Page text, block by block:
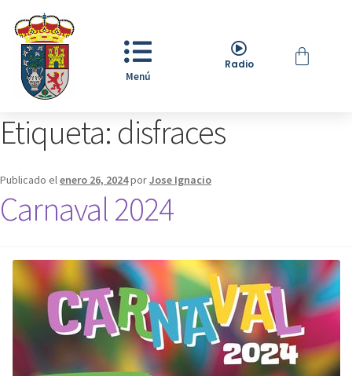
Menú
Radio
Etiqueta: disfraces
Publicado elenero 26, 2024porJose Ignacio
Carnaval 2024